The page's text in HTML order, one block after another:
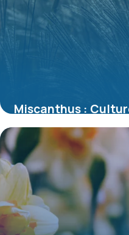
Miscanthus :
Variétés 2026
6 juillet 2026